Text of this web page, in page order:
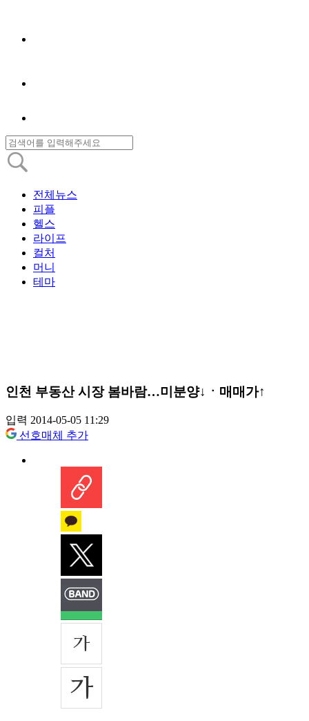
전체뉴스
피플
헬스
라이프
컬처
머니
테마
인천 부동산 시장 봄바람…미분양↓ㆍ매매가↑
입력 2014-05-05 11:29
선호매체 추가